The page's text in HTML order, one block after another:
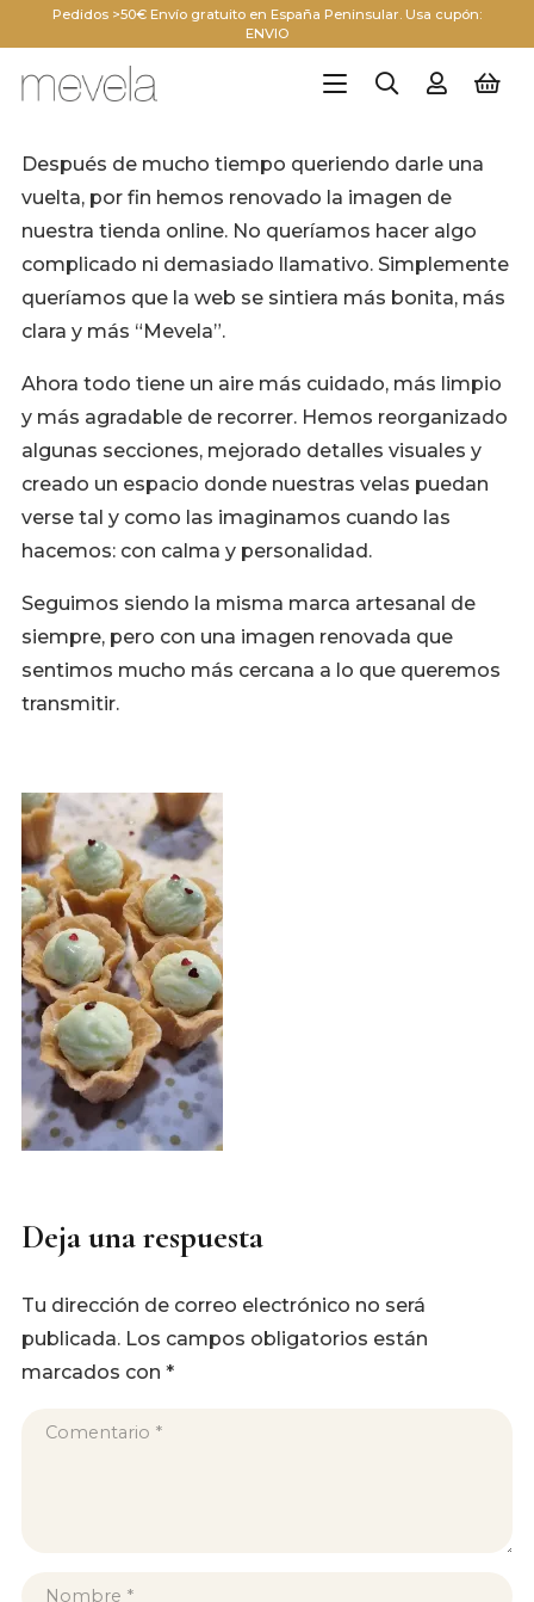
Pedidos >50€ Envío gratuito en España Peninsular. Usa cupón:
ENVIO
Después de mucho tiempo queriendo darle una
vuelta, por fin hemos renovado la imagen de
nuestra tienda online. No queríamos hacer algo
complicado ni demasiado llamativo. Simplemente
queríamos que la web se sintiera más bonita, más
clara y más “Mevela”.
Ahora todo tiene un aire más cuidado, más limpio
y más agradable de recorrer. Hemos reorganizado
algunas secciones, mejorado detalles visuales y
creado un espacio donde nuestras velas puedan
verse tal y como las imaginamos cuando las
hacemos: con calma y personalidad.
Seguimos siendo la misma marca artesanal de
siempre, pero con una imagen renovada que
sentimos mucho más cercana a lo que queremos
transmitir.
Deja una respuesta
Tu dirección de correo electrónico no será
publicada. Los campos obligatorios están
marcados con *